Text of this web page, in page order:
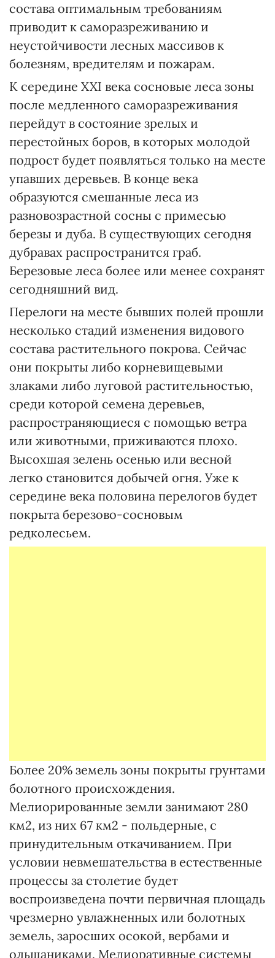
состава оптимальным требованиям
приводит к саморазреживанию и
неустойчивости лесных массивов к
болезням, вредителям и пожарам.
К середине XXI века сосновые леса зоны
после медленного саморазреживания
перейдут в состояние зрелых и
перестойных боров, в которых молодой
подрост будет появляться только на месте
упавших деревьев. В конце века
образуются смешанные леса из
разновозрастной сосны с примесью
березы и дуба. В существующих сегодня
дубравах распространится граб.
Березовые леса более или менее сохранят
сегодняшний вид.
Перелоги на месте бывших полей прошли
несколько стадий изменения видового
состава растительного покрова. Сейчас
они покрыты либо корневищевыми
злаками либо луговой растительностью,
среди которой семена деревьев,
распространяющиеся с помощью ветра
или животными, приживаются плохо.
Высохшая зелень осенью или весной
легко становится добычей огня. Уже к
середине века половина перелогов будет
покрыта березово-сосновым
редколесьем.
Более 20% земель зоны покрыты грунтами
болотного происхождения.
Мелиорированные земли занимают 280
км2, из них 67 км2 - польдерные, с
принудительным откачиванием. При
условии невмешательства в естественные
процессы за столетие будет
воспроизведена почти первичная площадь
чрезмерно увлажненных или болотных
земель, заросших осокой, вербами и
ольшаниками. Мелиоративные системы